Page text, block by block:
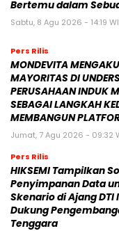
Bertemu dalam
Sabtu, 8 Agu 2026 - 14:19
Pers Rilis
MONDEVITA
MAYORITAS DI
PERUSAHAAN INDUK
SEBAGAI LANGKAH
MEMBANGUN
Jumat, 7 Agu 2026 - 09:32
Pers Rilis
HIKSEMI Tampilkan
Penyimpanan Data
Skenario di Ajang DTI
Dukung
Tenggara